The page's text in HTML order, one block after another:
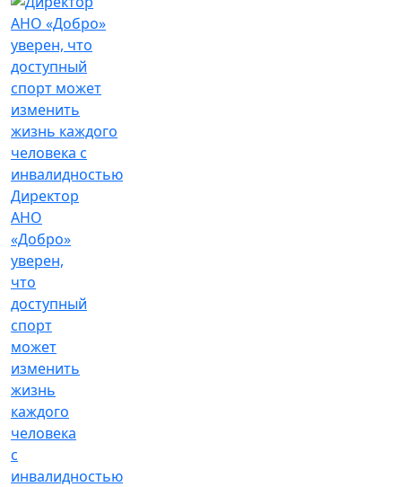
Директор
АНО
«Добро»
уверен,
что
доступный
спорт
может
изменить
жизнь
каждого
человека
с
инвалидностью